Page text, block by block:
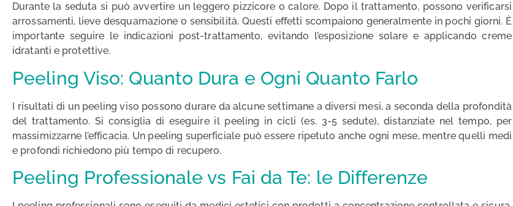
Durante la seduta si può avvertire un leggero pizzicore o calore. Dopo il trattamento, possono verificarsi
arrossamenti, lieve desquamazione o sensibilità. Questi effetti scompaiono generalmente in pochi giorni. È
importante seguire le indicazioni post-trattamento, evitando l’esposizione solare e applicando creme
idratanti e protettive.
Peeling Viso: Quanto Dura e Ogni Quanto Farlo
I risultati di un peeling viso possono durare da alcune settimane a diversi mesi, a seconda della profondità
del trattamento. Si consiglia di eseguire il peeling in cicli (es. 3-5 sedute), distanziate nel tempo, per
massimizzarne l’efficacia. Un peeling superficiale può essere ripetuto anche ogni mese, mentre quelli medi
e profondi richiedono più tempo di recupero.
Peeling Professionale vs Fai da Te: le Differenze